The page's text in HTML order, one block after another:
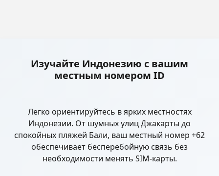
Изучайте Индонезию с вашим
местным номером ID
Легко ориентируйтесь в ярких местностях
Индонезии. От шумных улиц Джакарты до
спокойных пляжей Бали, ваш местный номер +62
обеспечивает бесперебойную связь без
необходимости менять SIM-карты.